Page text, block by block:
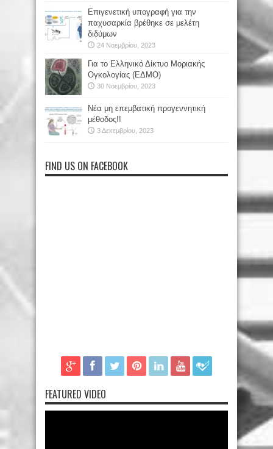
Επιγενετική υπογραφή για την
παχυσαρκία βρέθηκε σε μελέτη
διδύμων
24 Νοεμβρίου, 2023
Για το Ελληνικό Δίκτυο Μοριακής
Ογκολογίας (ΕΔΜΟ)
30 Νοεμβρίου, 2023
Νέα μη επεμβατική προγεννητική
μέθοδος!!
3 Δεκεμβρίου, 2023
FIND US ON FACEBOOK
FEATURED VIDEO